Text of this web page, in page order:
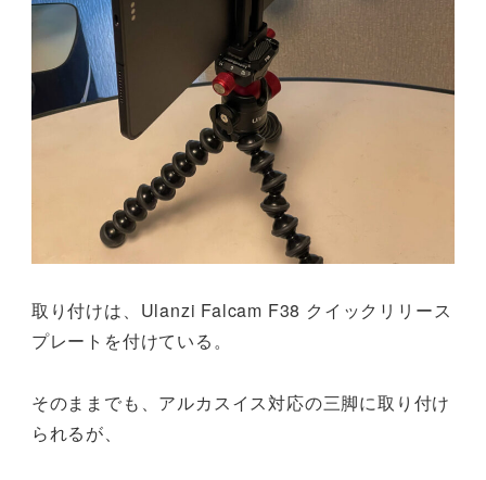
取り付けは、Ulanzi Falcam F38 クイックリリース
プレートを付けている。
そのままでも、アルカスイス対応の三脚に取り付け
られるが、